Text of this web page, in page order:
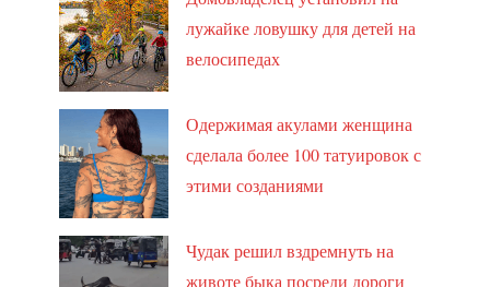
лужайке ловушку для детей на
велосипедах
Одержимая акулами женщина
сделала более 100 татуировок с
этими созданиями
Чудак решил вздремнуть на
животе быка посреди дороги